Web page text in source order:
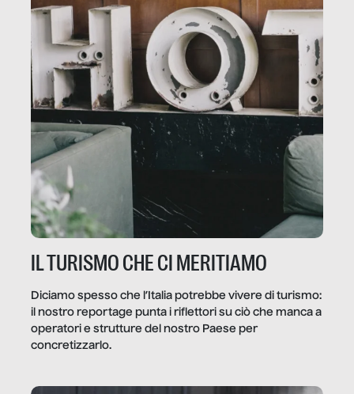
IL TURISMO CHE CI MERITIAMO
Diciamo spesso che l’Italia potrebbe vivere di turismo:
il nostro reportage punta i riflettori su ciò che manca a
operatori e strutture del nostro Paese per
concretizzarlo.